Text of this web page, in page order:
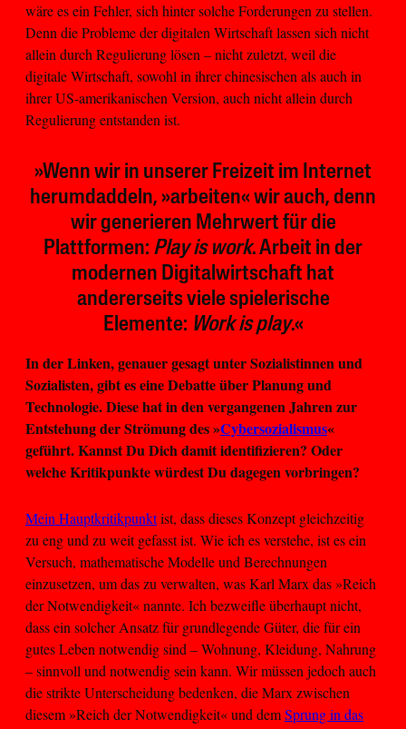
wäre es ein Fehler, sich hinter solche Forderungen zu stellen.
Denn die Probleme der digitalen Wirtschaft lassen sich nicht
allein durch Regulierung lösen – nicht zuletzt, weil die
digitale Wirtschaft, sowohl in ihrer chinesischen als auch in
ihrer US-amerikanischen Version, auch nicht allein durch
Regulierung entstanden ist.
»Wenn wir in unserer Freizeit im Internet
herumdaddeln, »arbeiten« wir auch, denn
wir generieren Mehrwert für die
Plattformen: Play is work. Arbeit in der
modernen Digitalwirtschaft hat
andererseits viele spielerische
Elemente: Work is play.«
In der Linken, genauer gesagt unter Sozialistinnen und
Sozialisten, gibt es eine Debatte über Planung und
Technologie. Diese hat in den vergangenen Jahren zur
Entstehung der Strömung des »Cybersozialismus«
geführt. Kannst Du Dich damit identifizieren? Oder
welche Kritikpunkte würdest Du dagegen vorbringen?
Mein Hauptkritikpunktist, dass dieses Konzept gleichzeitig
zu eng und zu weit gefasst ist. Wie ich es verstehe, ist es ein
Versuch, mathematische Modelle und Berechnungen
einzusetzen, um das zu verwalten, was Karl Marx das »Reich
der Notwendigkeit« nannte. Ich bezweifle überhaupt nicht,
dass ein solcher Ansatz für grundlegende Güter, die für ein
gutes Leben notwendig sind – Wohnung, Kleidung, Nahrung
– sinnvoll und notwendig sein kann. Wir müssen jedoch auch
die strikte Unterscheidung bedenken, die Marx zwischen
diesem »Reich der Notwendigkeit« und demSprung in das